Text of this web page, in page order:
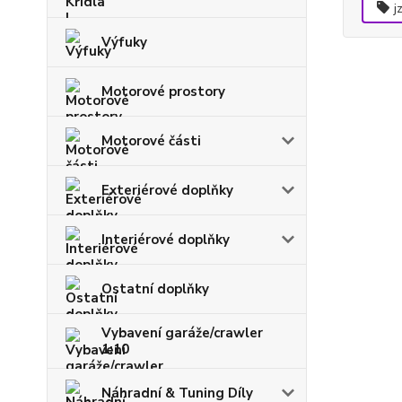
Výfuky
Motorové prostory
Motorové části
Exteriérové doplňky
Interiérové doplňky
Ostatní doplňky
Vybavení garáže/crawler
1:10
Náhradní & Tuning Díly